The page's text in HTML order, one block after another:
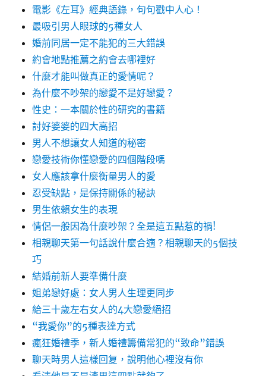
電影《左耳》經典語錄，句句戳中人心！
最吸引男人眼球的5種女人
婚前同居一定不能犯的三大錯誤
約會地點推薦之約會去哪裡好
什麼才能叫做真正的愛情呢？
為什麼不吵架的戀愛不是好戀愛？
性史：一本關於性的研究的書籍
討好婆婆的四大高招
男人不想讓女人知道的秘密
戀愛技術你懂戀愛的四個階段嗎
女人應該拿什麼衡量男人的愛
忍受缺點，是保持關係的秘訣
男生依賴女生的表現
情侶一般因為什麼吵架？全是這五點惹的禍!
相親聊天第一句話說什麼合適？相親聊天的5個技
巧
結婚前新人要準備什麼
姐弟戀好處：女人男人生理更同步
給三十歲左右女人的4大戀愛絕招
“我愛你”的5種表達方式
瘋狂婚禮季，新人婚禮籌備常犯的“致命”錯誤
聊天時男人這樣回复，說明他心裡沒有你